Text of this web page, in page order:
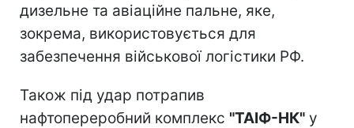
дизельне та авіаційне пальне, яке,
зокрема, використовується для
забезпечення військової логістики РФ.
Також під удар потрапив
нафтопереробний комплекс "ТАІФ-НК" у